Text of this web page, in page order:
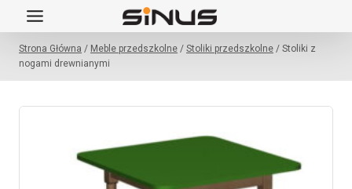
Przejdź
do
treściStrona Główna / Meble przedszkolne / Stoliki przedszkolne / Stoliki z
nogami drewnianymi